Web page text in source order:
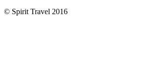
© Spirit Travel 2016